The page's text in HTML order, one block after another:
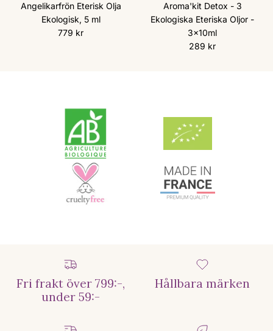
Angelikarfrön Eterisk Olja
Ekologisk, 5 ml
Ordinarie pris
779 kr
Aroma'kit Detox - 3
Ekologiska Eteriska Oljor -
3x10ml
Ordinarie pris
289 kr
Fri frakt över 799:-,
under 59:-
Hållbara märken